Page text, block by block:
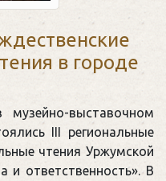
в городе
выставочном
III региональные
чтения Уржумской
и ответственность». В